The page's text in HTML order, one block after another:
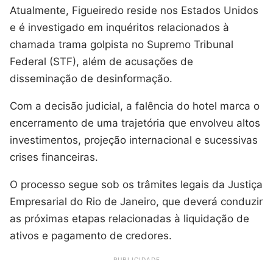
Atualmente, Figueiredo reside nos Estados Unidos
e é investigado em inquéritos relacionados à
chamada trama golpista no Supremo Tribunal
Federal (STF), além de acusações de
disseminação de desinformação.
Com a decisão judicial, a falência do hotel marca o
encerramento de uma trajetória que envolveu altos
investimentos, projeção internacional e sucessivas
crises financeiras.
O processo segue sob os trâmites legais da Justiça
Empresarial do Rio de Janeiro, que deverá conduzir
as próximas etapas relacionadas à liquidação de
ativos e pagamento de credores.